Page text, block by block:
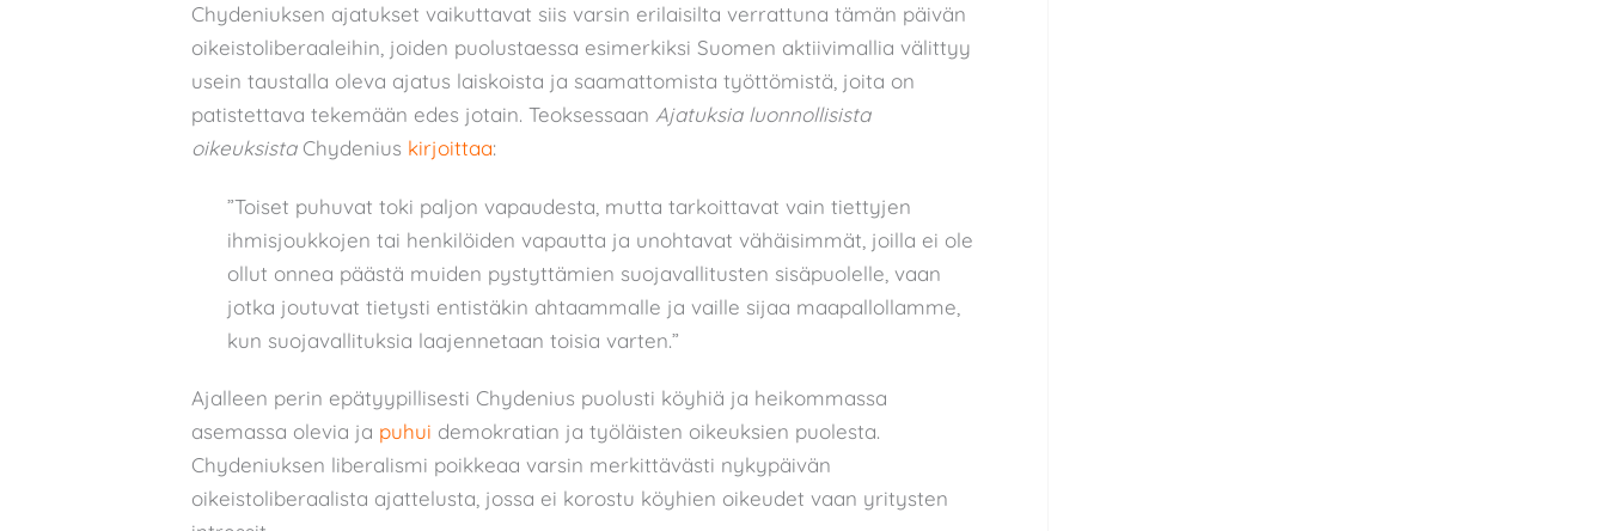
Chydeniuksen ajatukset vaikuttavat siis varsin erilaisilta verrattuna tämän päivän
oikeistoliberaaleihin, joiden puolustaessa esimerkiksi Suomen aktiivimallia välittyy
usein taustalla oleva ajatus laiskoista ja saamattomista työttömistä, joita on
patistettava tekemään edes jotain. Teoksessaan Ajatuksia luonnollisista
oikeuksistaChydenius kirjoittaa:
”Toiset puhuvat toki paljon vapaudesta, mutta tarkoittavat vain tiettyjen
ihmisjoukkojen tai henkilöiden vapautta ja unohtavat vähäisimmät, joilla ei ole
ollut onnea päästä muiden pystyttämien suojavallitusten sisäpuolelle, vaan
jotka joutuvat tietysti entistäkin ahtaammalle ja vaille sijaa maapallollamme,
kun suojavallituksia laajennetaan toisia varten.”
Ajalleen perin epätyypillisesti Chydenius puolusti köyhiä ja heikommassa
asemassa olevia ja puhui demokratian ja työläisten oikeuksien puolesta.
Chydeniuksen liberalismi poikkeaa varsin merkittävästi nykypäivän
oikeistoliberaalista ajattelusta, jossa ei korostu köyhien oikeudet vaan yritysten